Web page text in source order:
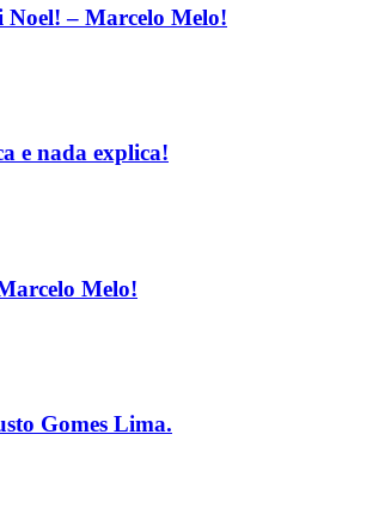
Noel! – Marcelo Melo!
e nada explica!
Melo!
Gomes Lima.